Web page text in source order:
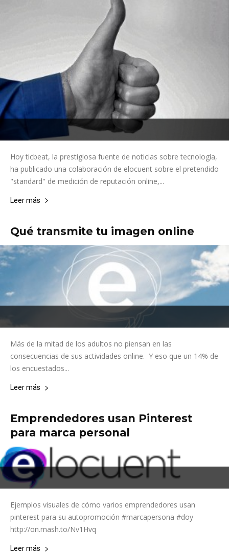
Hoy ticbeat, la prestigiosa fuente de noticias sobre tecnología,
ha publicado una colaboración de elocuent sobre el pretendido
"standard" de medición de reputación online,...
Leer más
Qué transmite tu imagen online
Más de la mitad de los adultos no piensan en las
consecuencias de sus actividades online. Y eso que un 14% de
los encuestados...
Leer más
Emprendedores usan Pinterest
para marca personal
Ejemplos visuales de cómo varios emprendedores usan
pinterest para su autopromoción #marcapersona #doy
http://on.mash.to/Nv1Hvq
Leer más